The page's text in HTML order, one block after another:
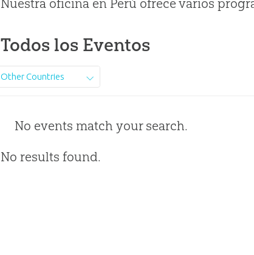
Nuestra oficina en Perú ofrece varios
Todos los Eventos
Other Countries
No events match your search.
No results found.